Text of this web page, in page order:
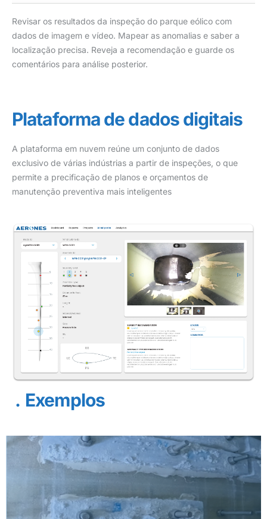
Revisar os resultados da inspeção do parque eólico com
dados de imagem e vídeo. Mapear as anomalias e saber a
localização precisa. Reveja a recomendação e guarde os
comentários para análise posterior.
Plataforma de dados digitais
A plataforma em nuvem reúne um conjunto de dados
exclusivo de várias indústrias a partir de inspeções, o que
permite a precificação de planos e orçamentos de
manutenção preventiva mais inteligentes
Exemplos